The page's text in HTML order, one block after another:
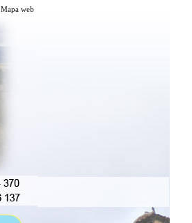
Mapa web